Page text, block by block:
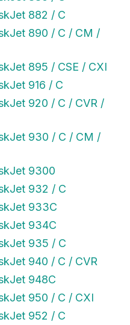
882 / C
890 / C / CM /
895 / CSE / CXI
916 / C
920 / C / CVR /
930 / C / CM /
9300
932 / C
933C
934C
935 / C
940 / C / CVR
948C
950 / C / CXI
952 / C